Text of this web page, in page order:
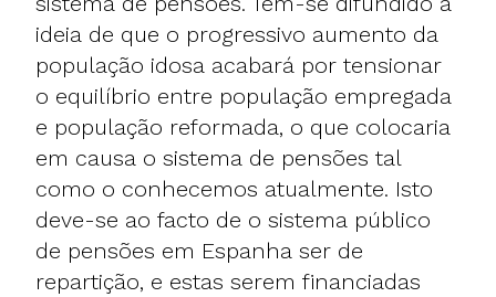
ideia de que o progressivo aumento da
população idosa acabará por tensionar
o equilíbrio entre população empregada
e população reformada, o que colocaria
em causa o sistema de pensões tal
como o conhecemos atualmente. Isto
deve-se ao facto de o sistema público
de pensões em Espanha ser de
repartição, e estas serem financiadas